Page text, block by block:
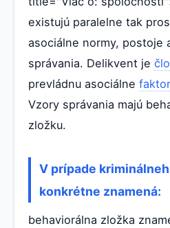
existujú paralelne tak
asociálne normy, postoje
správania. Delikvent je
prevládnu asociálne
Vzory správania majú
zložku.
V prípade
konkrétne znamená:
behaviorálna zložka